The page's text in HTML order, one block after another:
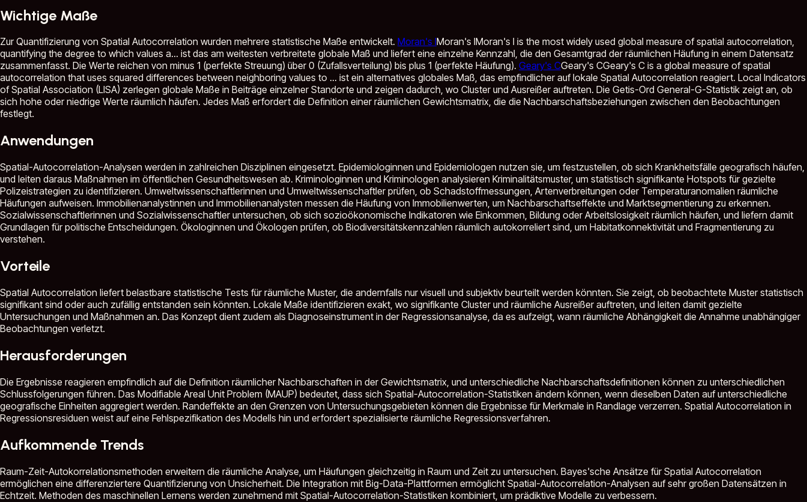
Wichtige Maße
Zur Quantifizierung von Spatial Autocorrelation wurden mehrere statistische Maße entwickelt. Moran's IMoran's IMoran's I is the most widely used global measure of spatial autocorrelation,
quantifying the degree to which values a... ist das am weitesten verbreitete globale Maß und liefert eine einzelne Kennzahl, die den Gesamtgrad der räumlichen Häufung in einem Datensatz
zusammenfasst. Die Werte reichen von minus 1 (perfekte Streuung) über 0 (Zufallsverteilung) bis plus 1 (perfekte Häufung). Geary's CGeary's CGeary's C is a global measure of spatial
autocorrelation that uses squared differences between neighboring values to ... ist ein alternatives globales Maß, das empfindlicher auf lokale Spatial Autocorrelation reagiert. Local Indicators
of Spatial Association (LISA) zerlegen globale Maße in Beiträge einzelner Standorte und zeigen dadurch, wo Cluster und Ausreißer auftreten. Die Getis-Ord General-G-Statistik zeigt an, ob
sich hohe oder niedrige Werte räumlich häufen. Jedes Maß erfordert die Definition einer räumlichen Gewichtsmatrix, die die Nachbarschaftsbeziehungen zwischen den Beobachtungen
festlegt.
Anwendungen
Spatial-Autocorrelation-Analysen werden in zahlreichen Disziplinen eingesetzt. Epidemiologinnen und Epidemiologen nutzen sie, um festzustellen, ob sich Krankheitsfälle geografisch häufen,
und leiten daraus Maßnahmen im öffentlichen Gesundheitswesen ab. Kriminologinnen und Kriminologen analysieren Kriminalitätsmuster, um statistisch signifikante Hotspots für gezielte
Polizeistrategien zu identifizieren. Umweltwissenschaftlerinnen und Umweltwissenschaftler prüfen, ob Schadstoffmessungen, Artenverbreitungen oder Temperaturanomalien räumliche
Häufungen aufweisen. Immobilienanalystinnen und Immobilienanalysten messen die Häufung von Immobilienwerten, um Nachbarschaftseffekte und Marktsegmentierung zu erkennen.
Sozialwissenschaftlerinnen und Sozialwissenschaftler untersuchen, ob sich sozioökonomische Indikatoren wie Einkommen, Bildung oder Arbeitslosigkeit räumlich häufen, und liefern damit
Grundlagen für politische Entscheidungen. Ökologinnen und Ökologen prüfen, ob Biodiversitätskennzahlen räumlich autokorreliert sind, um Habitatkonnektivität und Fragmentierung zu
verstehen.
Vorteile
Spatial Autocorrelation liefert belastbare statistische Tests für räumliche Muster, die andernfalls nur visuell und subjektiv beurteilt werden könnten. Sie zeigt, ob beobachtete Muster statistisch
signifikant sind oder auch zufällig entstanden sein könnten. Lokale Maße identifizieren exakt, wo signifikante Cluster und räumliche Ausreißer auftreten, und leiten damit gezielte
Untersuchungen und Maßnahmen an. Das Konzept dient zudem als Diagnoseinstrument in der Regressionsanalyse, da es aufzeigt, wann räumliche Abhängigkeit die Annahme unabhängiger
Beobachtungen verletzt.
Herausforderungen
Die Ergebnisse reagieren empfindlich auf die Definition räumlicher Nachbarschaften in der Gewichtsmatrix, und unterschiedliche Nachbarschaftsdefinitionen können zu unterschiedlichen
Schlussfolgerungen führen. Das Modifiable Areal Unit Problem (MAUP) bedeutet, dass sich Spatial-Autocorrelation-Statistiken ändern können, wenn dieselben Daten auf unterschiedliche
geografische Einheiten aggregiert werden. Randeffekte an den Grenzen von Untersuchungsgebieten können die Ergebnisse für Merkmale in Randlage verzerren. Spatial Autocorrelation in
Regressionsresiduen weist auf eine Fehlspezifikation des Modells hin und erfordert spezialisierte räumliche Regressionsverfahren.
Aufkommende Trends
Raum-Zeit-Autokorrelationsmethoden erweitern die räumliche Analyse, um Häufungen gleichzeitig in Raum und Zeit zu untersuchen. Bayes'sche Ansätze für Spatial Autocorrelation
ermöglichen eine differenziertere Quantifizierung von Unsicherheit. Die Integration mit Big-Data-Plattformen ermöglicht Spatial-Autocorrelation-Analysen auf sehr großen Datensätzen in
Echtzeit. Methoden des maschinellen Lernens werden zunehmend mit Spatial-Autocorrelation-Statistiken kombiniert, um prädiktive Modelle zu verbessern.